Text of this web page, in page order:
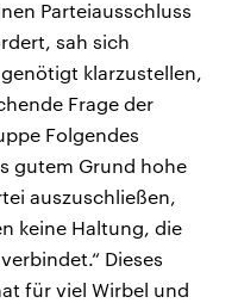
Parteiausschluss
sah sich
klarzustellen,
Frage der
Folgendes
gutem Grund hohe
auszuschließen,
keine Haltung, die
Dieses
für viel Wirbel und